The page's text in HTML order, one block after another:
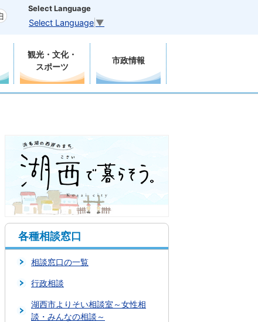
Select Language
Select Language ▼
観光・文化・
スポーツ
市政情報
各種相談窓口
相談窓口の一覧
行政相談
湖西市よりそい相談室～女性相
談・みんなの相談～